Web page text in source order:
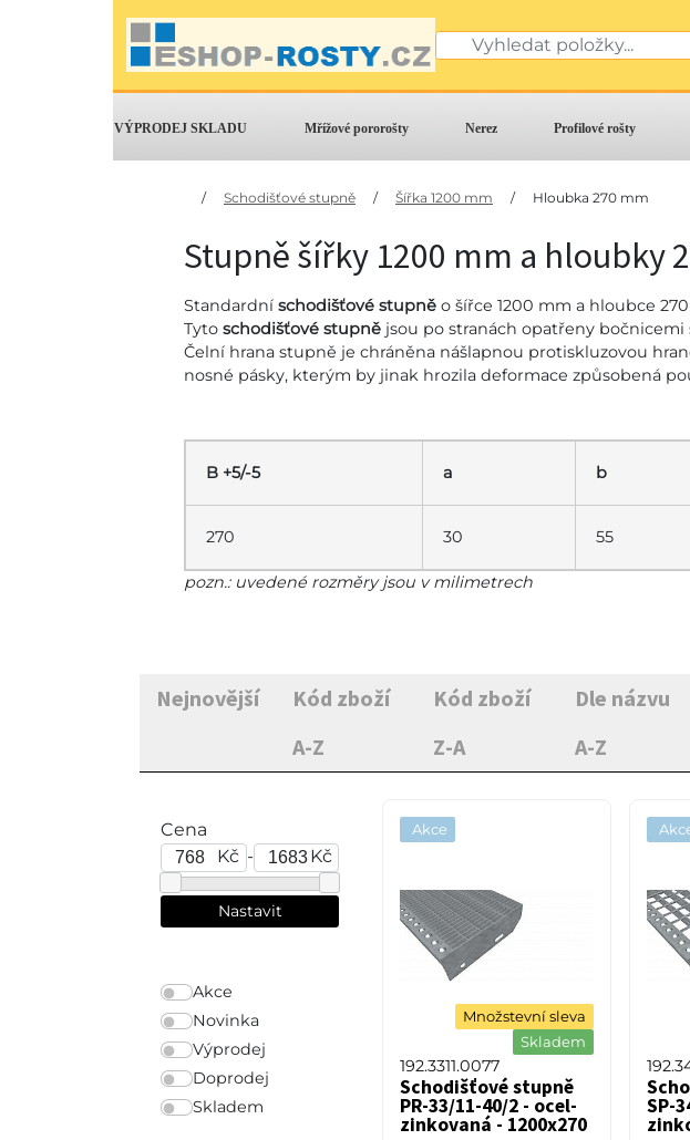
VÝPRODEJ SKLADU Mřížové pororošty Nerez Profilové rošty
/ Schodišťové stupně / Šířka 1200 mm / Hloubka 270 mm
Stupně šířky 1200 mm a hloubky
Standardní schodišťové stupně o šířce 1200 mm a hloubce
Tyto schodišťové stupně jsou po stranách opatřeny
Čelní hrana stupně je chráněna nášlapnou protiskluzovou
nosné pásky, kterým by jinak hrozila deformace způsobená
B +5/-5 a b
270 30 55
pozn.: uvedené rozměry jsou v milimetrech
Nejnovější
Kód zboží
A-Z
Kód zboží
Z-A
Dle názvu
A-Z
Cena
Kč - Kč
Akce
Novinka
Výprodej
Doprodej
Skladem
Akce
Skladem
Množstevní sleva
192.3311.0077
Schodišťové stupně
PR-33/11-40/2 - ocel-
zinkovaná - 1200x270
SP-